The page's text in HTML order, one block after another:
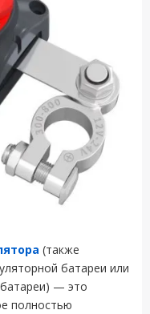
(также
батареи или
— это
полностью